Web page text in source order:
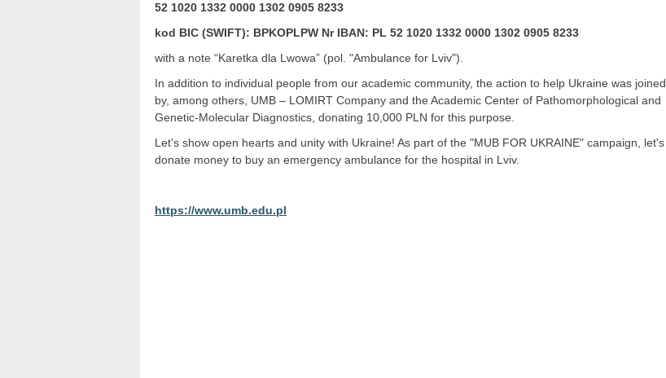
52 1020 1332 0000 1302 0905 8233
kod BIC (SWIFT): BPKOPLPW Nr IBAN: PL 52 1020 1332 0000 1302 0905 8233
with a note “Karetka dla Lwowa” (pol. "Ambulance for Lviv").
In addition to individual people from our academic community, the action to help Ukraine was joined
by, among others, UMB – LOMIRT Company and the Academic Center of Pathomorphological and
Genetic-Molecular Diagnostics, donating 10,000 PLN for this purpose.
Let's show open hearts and unity with Ukraine! As part of the "MUB FOR UKRAINE" campaign, let's
donate money to buy an emergency ambulance for the hospital in Lviv.
https://www.umb.edu.pl